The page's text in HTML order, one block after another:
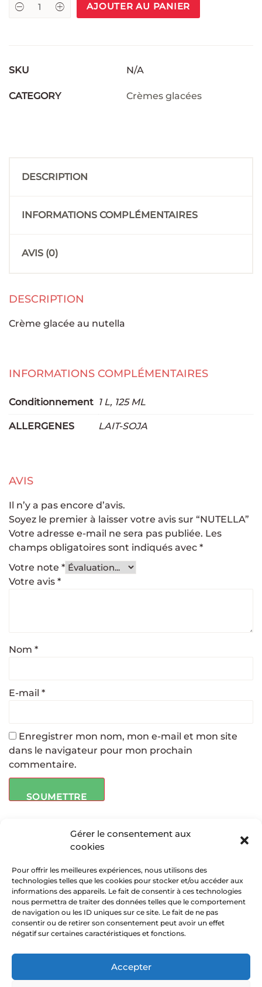
Gérer le consentement aux
cookies
Pour offrir les meilleures expériences, nous utilisons des
technologies telles que les cookies pour stocker et/ou accéder aux
informations des appareils. Le fait de consentir à ces technologies
nous permettra de traiter des données telles que le comportement
de navigation ou les ID uniques sur ce site. Le fait de ne pas
consentir ou de retirer son consentement peut avoir un effet
négatif sur certaines caractéristiques et fonctions.
Accepter
AJOUTER AU PANIER
SKU N/A
CATEGORY Crèmes glacées
DESCRIPTION
INFORMATIONS COMPLÉMENTAIRES
AVIS (0)
DESCRIPTION
Crème glacée au nutella
INFORMATIONS COMPLÉMENTAIRES
Conditionnement 1 L, 125 ML
ALLERGENES LAIT-SOJA
AVIS
Il n’y a pas encore d’avis.
Soyez le premier à laisser votre avis sur “NUTELLA”
Votre adresse e-mail ne sera pas publiée. Les
champs obligatoires sont indiqués avec *
Votre note *
Votre avis *
Nom *
E-mail *
Enregistrer mon nom, mon e-mail et mon site
dans le navigateur pour mon prochain
commentaire.
Copyright © 2019 Passion Givrée - Tous droits
réservés -Mentions légales-CGV- Réalisation